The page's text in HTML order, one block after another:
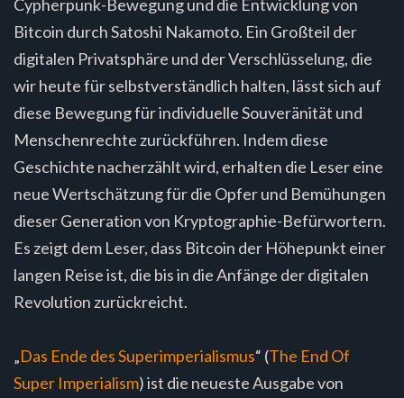
Cypherpunk-Bewegung und die Entwicklung von
Bitcoin durch Satoshi Nakamoto. Ein Großteil der
digitalen Privatsphäre und der Verschlüsselung, die
wir heute für selbstverständlich halten, lässt sich auf
diese Bewegung für individuelle Souveränität und
Menschenrechte zurückführen. Indem diese
Geschichte nacherzählt wird, erhalten die Leser eine
neue Wertschätzung für die Opfer und Bemühungen
dieser Generation von Kryptographie-Befürwortern.
Es zeigt dem Leser, dass Bitcoin der Höhepunkt einer
langen Reise ist, die bis in die Anfänge der digitalen
Revolution zurückreicht.
„Das Ende des Superimperialismus“ (The End Of
Super Imperialism) ist die neueste Ausgabe von